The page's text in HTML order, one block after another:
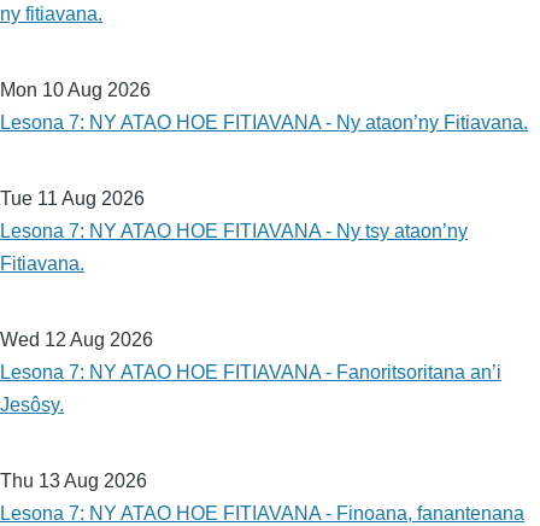
ny fitiavana.
Mon 10 Aug 2026
Lesona 7: NY ATAO HOE FITIAVANA - Ny ataon’ny Fitiavana.
Tue 11 Aug 2026
Lesona 7: NY ATAO HOE FITIAVANA - Ny tsy ataon’ny
Fitiavana.
Wed 12 Aug 2026
Lesona 7: NY ATAO HOE FITIAVANA - Fanoritsoritana an’i
Jesôsy.
Thu 13 Aug 2026
Lesona 7: NY ATAO HOE FITIAVANA - Finoana, fanantenana